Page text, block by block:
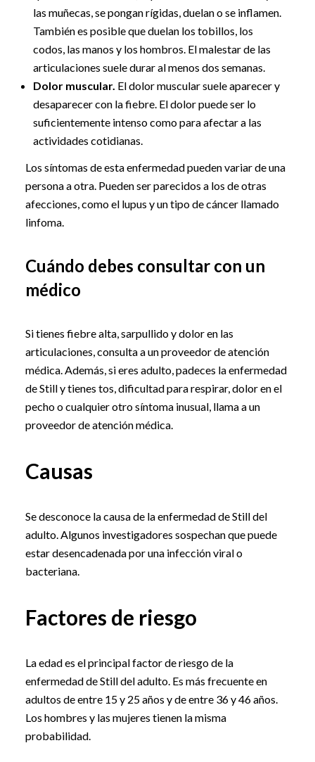
las muñecas, se pongan rígidas, duelan o se inflamen.
También es posible que duelan los tobillos, los
codos, las manos y los hombros. El malestar de las
articulaciones suele durar al menos dos semanas.
Dolor muscular. El dolor muscular suele aparecer y
desaparecer con la fiebre. El dolor puede ser lo
suficientemente intenso como para afectar a las
actividades cotidianas.
Los síntomas de esta enfermedad pueden variar de una
persona a otra. Pueden ser parecidos a los de otras
afecciones, como el lupus y un tipo de cáncer llamado
linfoma.
Cuándo debes consultar con un
médico
Si tienes fiebre alta, sarpullido y dolor en las
articulaciones, consulta a un proveedor de atención
médica. Además, si eres adulto, padeces la enfermedad
de Still y tienes tos, dificultad para respirar, dolor en el
pecho o cualquier otro síntoma inusual, llama a un
proveedor de atención médica.
Causas
Se desconoce la causa de la enfermedad de Still del
adulto. Algunos investigadores sospechan que puede
estar desencadenada por una infección viral o
bacteriana.
Factores de riesgo
La edad es el principal factor de riesgo de la
enfermedad de Still del adulto. Es más frecuente en
adultos de entre 15 y 25 años y de entre 36 y 46 años.
Los hombres y las mujeres tienen la misma
probabilidad.